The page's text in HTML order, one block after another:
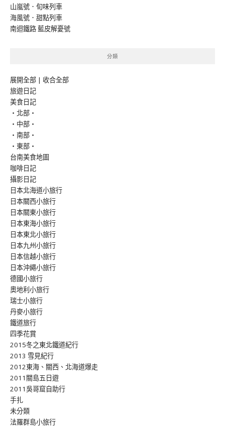
山嵐號．旬味列車
海風號．甜點列車
南迴鐵路 藍皮解憂號
分類
展開全部 | 收合全部
旅遊日記
美食日記
‧北部‧
‧中部‧
‧南部‧
‧東部‧
台南美食地圖
咖啡日記
攝影日記
日本北海道小旅行
日本關西小旅行
日本關東小旅行
日本東海小旅行
日本東北小旅行
日本九州小旅行
日本信越小旅行
日本沖繩小旅行
德國小旅行
奧地利小旅行
瑞士小旅行
丹麥小旅行
鐵道旅行
四季花賞
2015冬之東北鐵道紀行
2013 雪見紀行
2012東海、關西、北海道爆走
2011關島五日遊
2011吳哥窟自助行
手扎
未分類
法羅群島小旅行